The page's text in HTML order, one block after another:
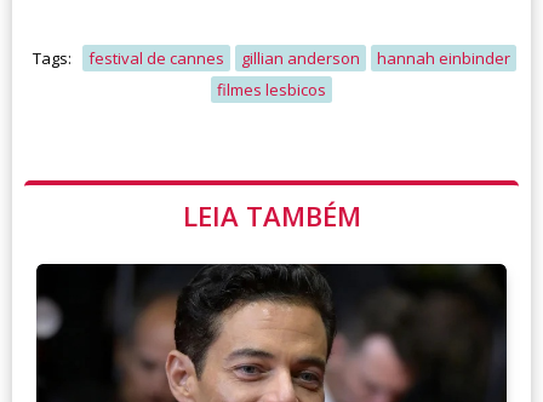
Tags: festival de cannes gillian anderson
hannah einbinder
filmes lesbicos
LEIA TAMBÉM